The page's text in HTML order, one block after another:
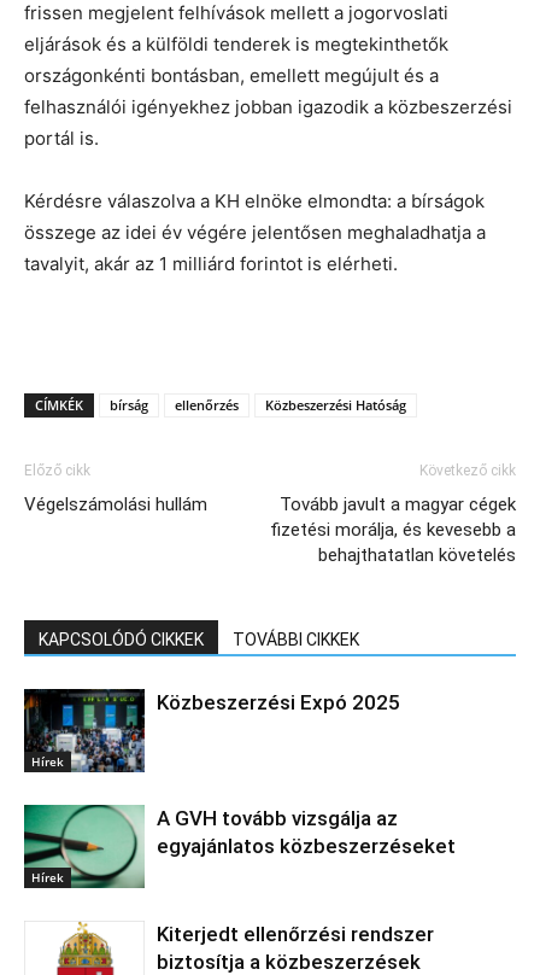
frissen megjelent felhívások mellett a jogorvoslati
eljárások és a külföldi tenderek is megtekinthetők
országonkénti bontásban, emellett megújult és a
felhasználói igényekhez jobban igazodik a közbeszerzési
portál is.
Kérdésre válaszolva a KH elnöke elmondta: a bírságok
összege az idei év végére jelentősen meghaladhatja a
tavalyit, akár az 1 milliárd forintot is elérheti.
CÍMKÉK bírság ellenőrzés Közbeszerzési Hatóság
Előző cikk
Végelszámolási hullám
Következő cikk
Tovább javult a magyar cégek
fizetési morálja, és kevesebb a
behajthatatlan követelés
KAPCSOLÓDÓ CIKKEK TOVÁBBI CIKKEK
Hírek
Közbeszerzési Expó 2025
Hírek
A GVH tovább vizsgálja az
egyajánlatos közbeszerzéseket
Kiterjedt ellenőrzési rendszer
biztosítja a közbeszerzések